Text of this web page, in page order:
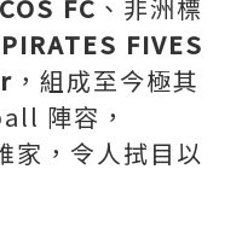
FC 、非洲標
FIVES
，組成至今極其
陣容，
家，令人拭目以